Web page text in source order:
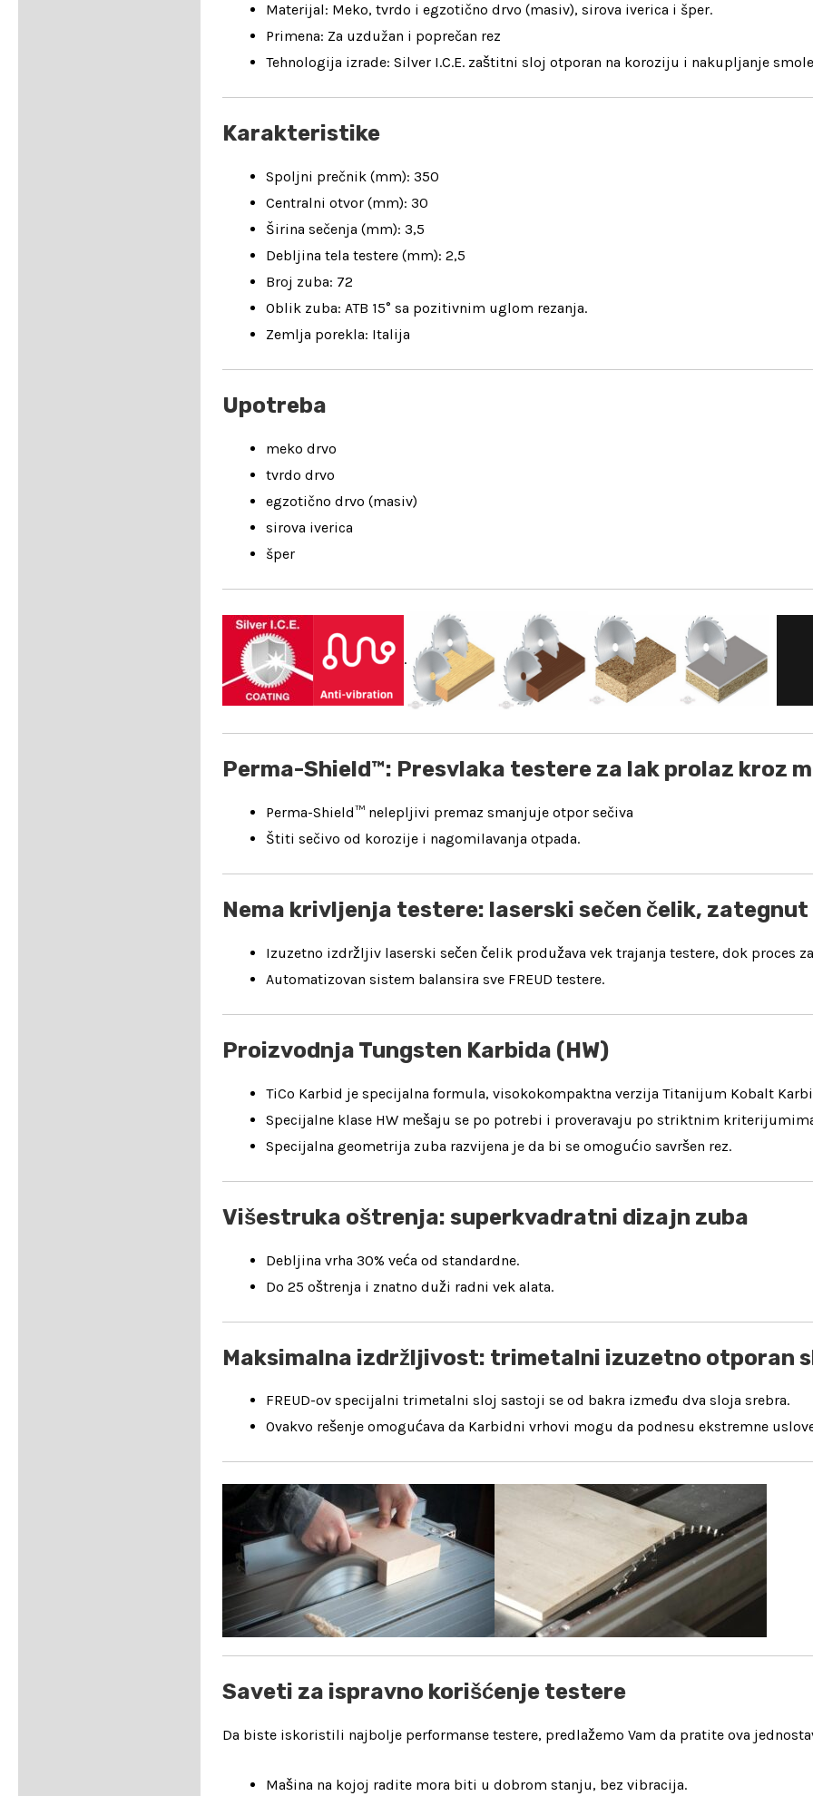
Materijal: Meko, tvrdo i egzotično drvo (masiv), sirova iverica i šper.
Primena: Za uzdužan i poprečan rez
Tehnologija izrade: Silver I.C.E. zaštitni sloj otporan na koroziju i nakupljanje smole
Karakteristike
Spoljni prečnik (mm): 350
Centralni otvor (mm): 30
Širina sečenja (mm): 3,5
Debljina tela testere (mm): 2,5
Broj zuba: 72
Oblik zuba: ATB 15° sa pozitivnim uglom rezanja.
Zemlja porekla: Italija
Upotreba
meko drvo
tvrdo drvo
egzotično drvo (masiv)
sirova iverica
šper
.
Perma-Shield™: Presvlaka testere za lak prolaz kroz
Perma-Shield™ nelepljivi premaz smanjuje otpor sečiva
Štiti sečivo od korozije i nagomilavanja otpada.
Nema krivljenja testere: laserski sečen čelik,
Izuzetno izdržljiv laserski sečen čelik produžava vek trajanja testere, dok proces
Automatizovan sistem balansira sve FREUD testere.
Proizvodnja Tungsten Karbida (HW)
TiCo Karbid je specijalna formula, visokokompaktna verzija Titanijum Kobalt
Specijalne klase HW mešaju se po potrebi i proveravaju po striktnim
Specijalna geometrija zuba razvijena je da bi se omogućio savršen rez.
Višestruka oštrenja: superkvadratni dizajn zuba
Debljina vrha 30% veća od standardne.
Do 25 oštrenja i znatno duži radni vek alata.
Maksimalna izdržljivost: trimetalni izuzetno otporan
FREUD-ov specijalni trimetalni sloj sastoji se od bakra između dva sloja srebra.
Ovakvo rešenje omogućava da Karbidni vrhovi mogu da podnesu ekstremne
Saveti za ispravno korišćenje testere
Da biste iskoristili najbolje performanse testere, predlažemo Vam da pratite ova
Mašina na kojoj radite mora biti u dobrom stanju, bez vibracija.